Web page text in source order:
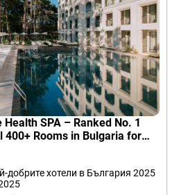
Health SPA – Ranked No. 1
400+ Rooms in Bulgaria for
добрите хотели в България 2025